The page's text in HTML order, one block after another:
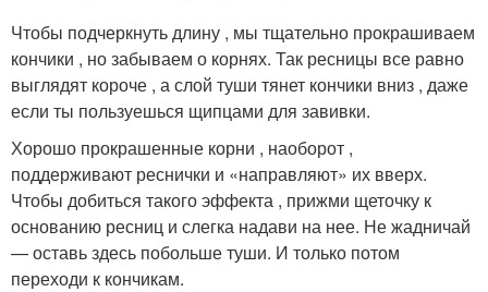
Чтобы подчеркнуть длину , мы тщательно прокрашиваем
кончики , но забываем о корнях. Так ресницы все равно
выглядят короче , а слой туши тянет кончики вниз , даже
если ты пользуешься щипцами для завивки.
Хорошо прокрашенные корни , наоборот ,
поддерживают реснички и «направляют» их вверх.
Чтобы добиться такого эффекта , прижми щеточку к
основанию ресниц и слегка надави на нее. Не жадничай
— оставь здесь побольше туши. И только потом
переходи к кончикам.